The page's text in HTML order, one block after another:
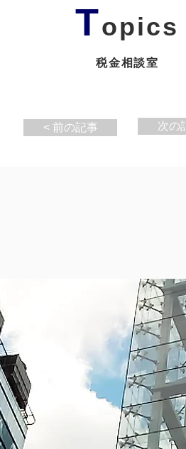
Topics
税金相談室
< 前の記事 次の